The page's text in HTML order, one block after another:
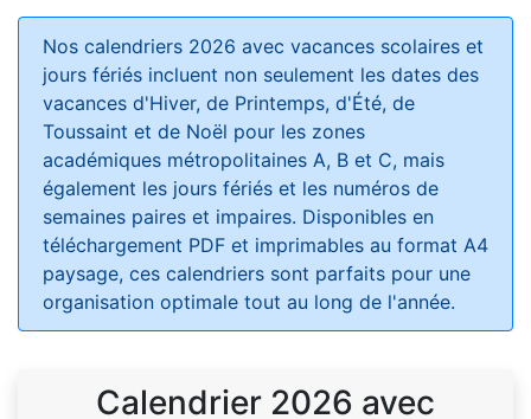
Nos calendriers 2026 avec vacances scolaires et
jours fériés incluent non seulement les dates des
vacances d'Hiver, de Printemps, d'Été, de
Toussaint et de Noël pour les zones
académiques métropolitaines A, B et C, mais
également les jours fériés et les numéros de
semaines paires et impaires. Disponibles en
téléchargement PDF et imprimables au format A4
paysage, ces calendriers sont parfaits pour une
organisation optimale tout au long de l'année.
Calendrier 2026 avec